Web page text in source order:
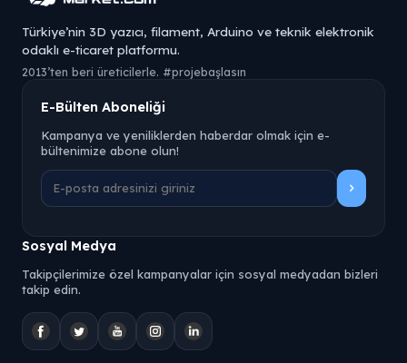
Türkiye’nin 3D yazıcı, filament, Arduino ve teknik elektronik
odaklı e-ticaret platformu.
2013’ten beri üreticilerle. #projebaşlasın
E-Bülten Aboneliği
Kampanya ve yeniliklerden haberdar olmak için e-
bültenimize abone olun!
Sosyal Medya
Takipçilerimize özel kampanyalar için sosyal medyadan bizleri
takip edin.